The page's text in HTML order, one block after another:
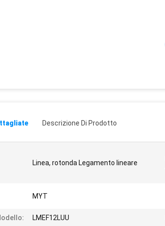
Descrizione Di Prodotto
Linea, rotonda Legamento lineare
MYT
LMEF12LUU